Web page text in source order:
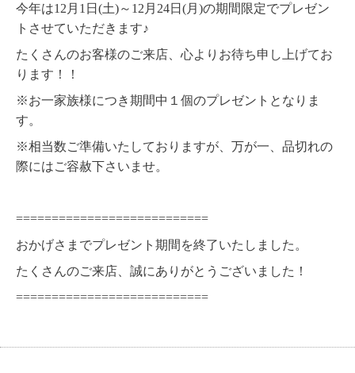
今年は12月1日(土)～12月24日(月)の期間限定でプレゼン
トさせていただきます♪
たくさんのお客様のご来店、心よりお待ち申し上げてお
ります！！
※お一家族様につき期間中１個のプレゼントとなりま
す。
※相当数ご準備いたしておりますが、万が一、品切れの
際にはご容赦下さいませ。
===========================
おかげさまでプレゼント期間を終了いたしました。
たくさんのご来店、誠にありがとうございました！
===========================